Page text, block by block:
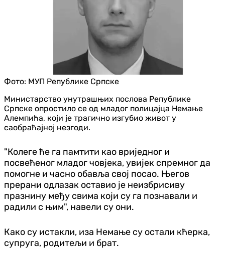
Фото: МУП Републике Српске
Министарство унутрашњих послова Републике
Српске опростило се од младог полицајца Немање
Алемпића, који је трагично изгубио живот у
саобраћајној незгоди.
"Колеге ће га памтити као вриједног и
посвећеног младог човјека, увијек спремног да
помогне и часно обавља свој посао. Његов
прерани одлазак оставио је неизбрисиву
празнину међу свима који су га познавали и
радили с њим", навели су они.
Како су истакли, иза Немање су остали кћерка,
супруга, родитељи и брат.